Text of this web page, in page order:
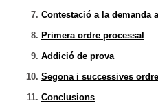
Contestació a la demanda
Primera ordre processal
Addició de prova
Segona i successives
Conclusions